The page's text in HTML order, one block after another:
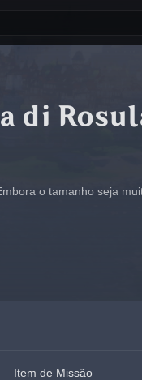
di
o tamanho seja
Item de Missão